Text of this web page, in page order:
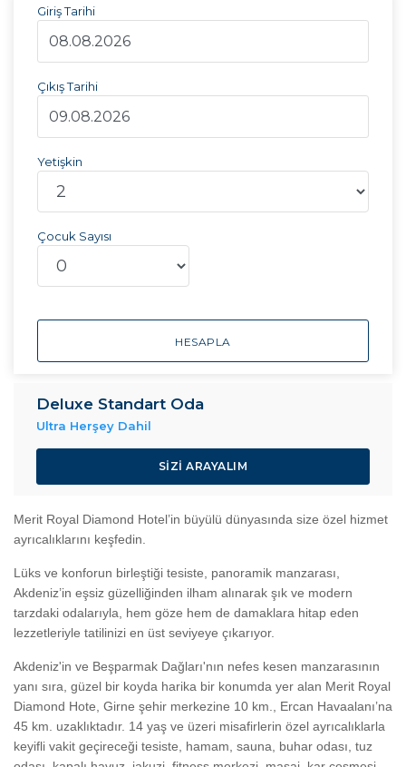
Giriş Tarihi
Çıkış Tarihi
Yetişkin
Çocuk Sayısı
HESAPLA
Deluxe Standart Oda
Ultra Herşey Dahil
SIZI ARAYALIM
Merit Royal Diamond Hotel’in büyülü dünyasında size özel hizmet
ayrıcalıklarını keşfedin.
Lüks ve konforun birleştiği tesiste, panoramik manzarası,
Akdeniz’in eşsiz güzelliğinden ilham alınarak şık ve modern
tarzdaki odalarıyla, hem göze hem de damaklara hitap eden
lezzetleriyle tatilinizi en üst seviyeye çıkarıyor.
Akdeniz'in ve Beşparmak Dağları'nın nefes kesen manzarasının
yanı sıra, güzel bir koyda harika bir konumda yer alan Merit Royal
Diamond Hote, Girne şehir merkezine 10 km., Ercan Havaalanı’na
45 km. uzaklıktadır. 14 yaş ve üzeri misafirlerin özel ayrıcalıklarla
keyifli vakit geçireceği tesiste, hamam, sauna, buhar odası, tuz